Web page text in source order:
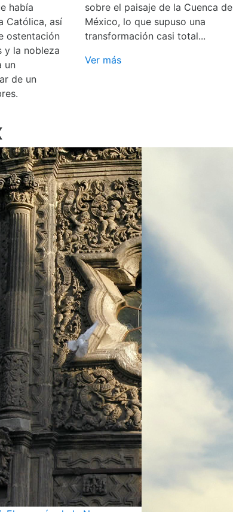
había
Católica, así
ostentación
y la nobleza
un
de un
sobre el paisaje de la Cuenca de
México, lo que supuso una
transformación casi total...
Ver más